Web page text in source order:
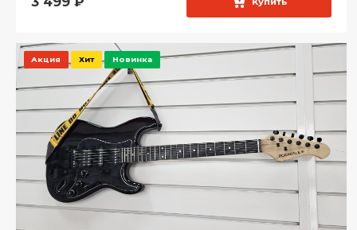
Акция Хит Новинка